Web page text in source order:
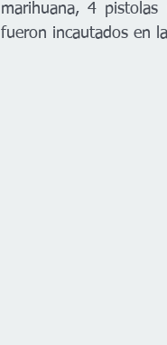
marihuana, 4
fueron incautados en